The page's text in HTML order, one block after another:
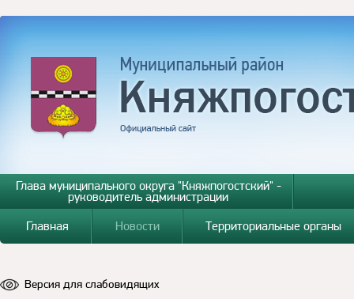
Глава муниципального округа "Княжпогостский" -
руководитель администрации
Главная
Новости Территориальные органы
Версия для слабовидящих